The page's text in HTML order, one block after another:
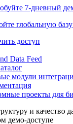
контрагента
7-дневный
глобальную базу
доступ
Data Feed
модули